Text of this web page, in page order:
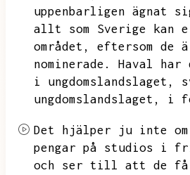
uppenbarligen ägnat
allt som Sverige kan
området,
eftersom de
nominerade.
Haval har
i ungdomslandslaget,
ungdomslandslaget,
i
Det hjälper ju inte
pengar på studios i
och ser till att de